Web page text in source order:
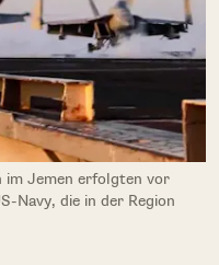
im Jemen erfolgten vor
Navy, die in der Region